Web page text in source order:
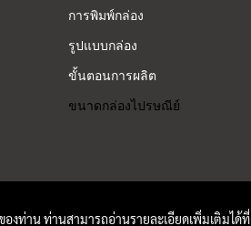
การพิมพ์กล่อง
รูปแบบกล่อง
ขั้นตอนการผลิต
ขนาดกล่องไปรษณีย์
งท่าน ท่านสามารถอ่านรายละเอียดเพิ่มเติมได้ที่